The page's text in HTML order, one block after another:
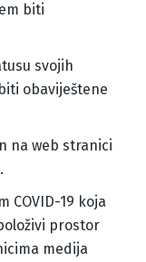
biti
svojih
obaviještene
na web stranici
COVID-19 koja
prostor
medija